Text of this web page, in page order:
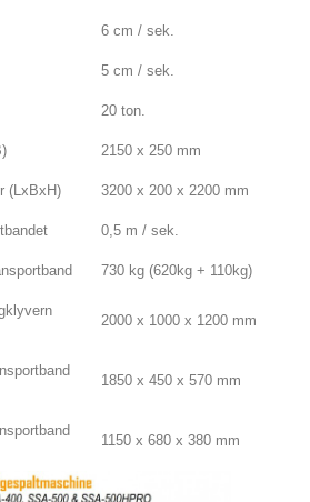
6 cm / sek.
5 cm / sek.
20 ton.
2150 x 250 mm
(LxBxH) 3200 x 200 x 2200 mm
0,5 m / sek.
730 kg (620kg + 110kg)
2000 x 1000 x 1200 mm
1850 x 450 x 570 mm
1150 x 680 x 380 mm